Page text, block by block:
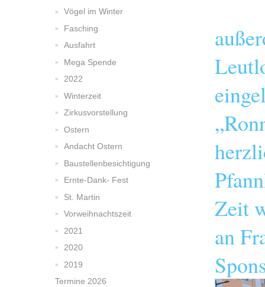
Zeit
an
Vögel im Winter
Fasching
Ausfahrt
Mega Spende
2022
Winterzeit
Zirkusvorstellung
Ostern
Andacht Ostern
Baustellenbesichtigung
Ernte-Dank- Fest
St. Martin
Vorweihnachtszeit
2021
2020
2019
Termine 2026